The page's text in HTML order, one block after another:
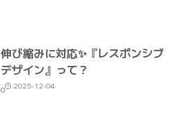
伸び縮みに対応✨『レスポンシブ
デザイン』って？
0 2025-12-04